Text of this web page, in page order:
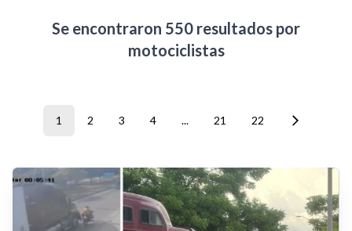
Se encontraron 550 resultados por
motociclistas
1 2 3 4 ... 21 22